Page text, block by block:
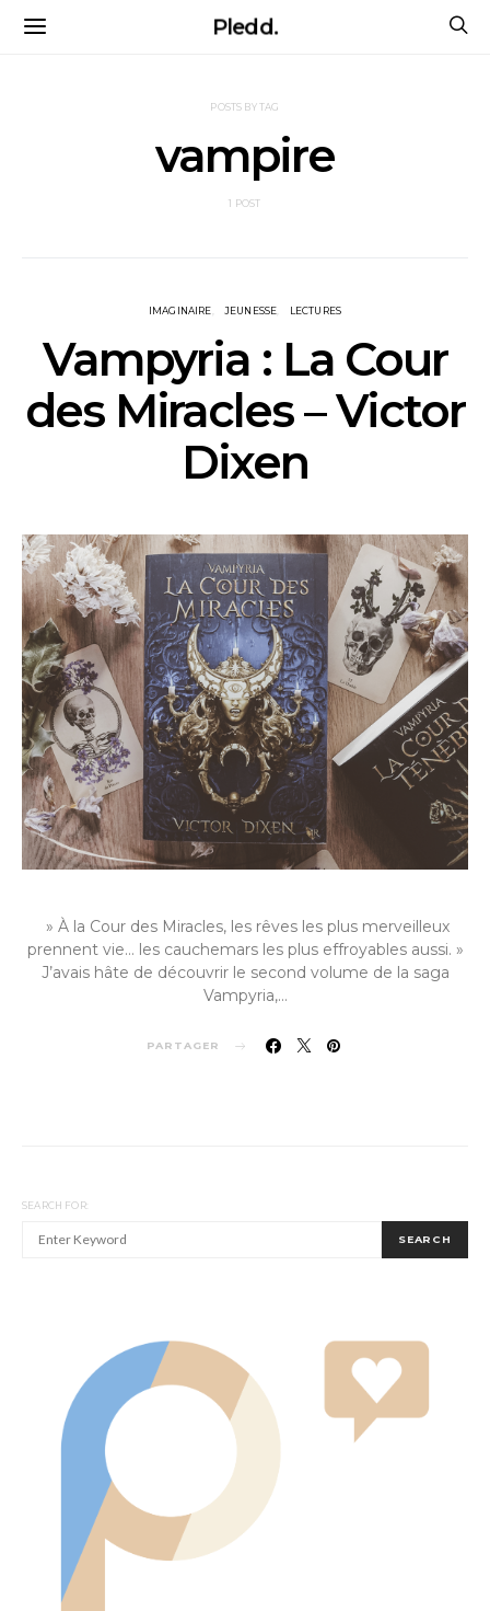
Pledd.
POSTS BY TAG
vampire
1 POST
IMAGINAIRE JEUNESSE LECTURES
Vampyria : La Cour
des Miracles – Victor
Dixen
» À la Cour des Miracles, les rêves les plus merveilleux
prennent vie… les cauchemars les plus effroyables aussi. »
J’avais hâte de découvrir le second volume de la saga
Vampyria,…
PARTAGER
SEARCH FOR:
SEARCH